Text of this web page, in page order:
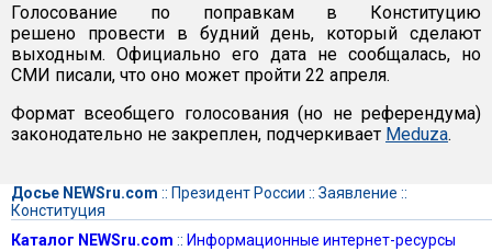
Голосование по поправкам в Конституцию
решено провести в будний день, который сделают
выходным. Официально его дата не сообщалась, но
СМИ писали, что оно может пройти 22 апреля.
Формат всеобщего голосования (но не референдума)
законодательно не закреплен, подчеркивает Meduza.
Досье NEWSru.com :: Президент России :: Заявление ::
Конституция
Каталог NEWSru.com :: Информационные интернет-ресурсы